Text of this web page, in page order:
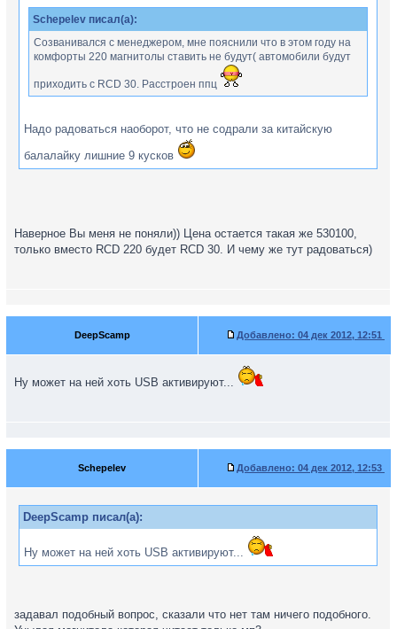
Schepelev писал(а):
Созванивался с менеджером, мне пояснили что в этом году на
комфорты 220 магнитолы ставить не будут( автомобили будут
приходить с RCD 30. Расстроен ппц
Надо радоваться наоборот, что не содрали за китайскую
балалайку лишние 9 кусков
Наверное Вы меня не поняли)) Цена остается такая же 530100,
только вместо RCD 220 будет RCD 30. И чему же тут радоваться)
DeepScamp Добавлено: 04 дек 2012, 12:51
Ну может на ней хоть USB активируют...
Schepelev Добавлено: 04 дек 2012, 12:53
DeepScamp писал(а):
Ну может на ней хоть USB активируют...
задавал подобный вопрос, сказали что нет там ничего подобного.